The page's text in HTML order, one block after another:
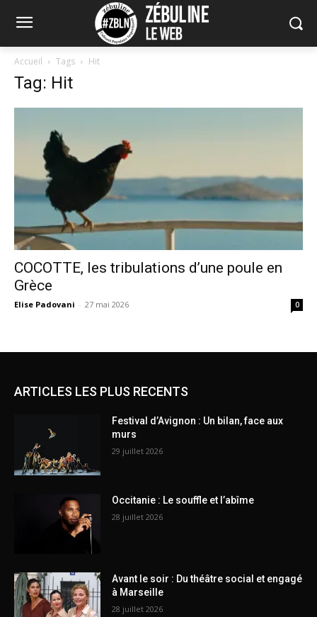
Accueil Tags Hit
Tag: Hit
COCOTTE, les tribulations d’une poule en
Grèce
Elise Padovani - 27 mai 2026 0
ARTICLES LES PLUS RECENTS
Festival d’Avignon : Un bilan, face aux
murs
29 juillet 2026
Occitanie : Le souffle et l’abîme
28 juillet 2026
Avant le soir : Du théâtre social et engagé
à Marseille
28 juillet 2026